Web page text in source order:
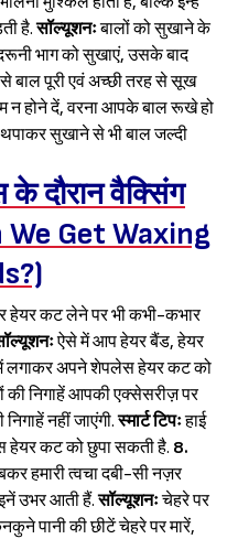
है.सॉल्यूशनःबालों को सुखाने के
भाग को सुखाएं, उसके बाद
बाल पूरी एवं अच्छी तरह से सूख
न होने दें, वरना आपके बाल रूखे हो
सुखाने से भी बाल जल्दी
के दौरान वैक्सिंग
We Get Waxing
हेयर कट लेने पर भी कभी-कभार
ऐसे में आप हेयर बैंड, हेयर
लगाकर अपने शेपलेस हेयर कट को
निगाहें आपकी एक्सेसरीज़ पर
नहीं जाएंगी.स्मार्ट टिपःहाई
हेयर कट को छुपा सकती है. 8.
हमारी त्वचा दबी-सी नज़र
उभर आती हैं.सॉल्यूशनःचेहरे पर
पानी की छीटें चेहरे पर मारें,